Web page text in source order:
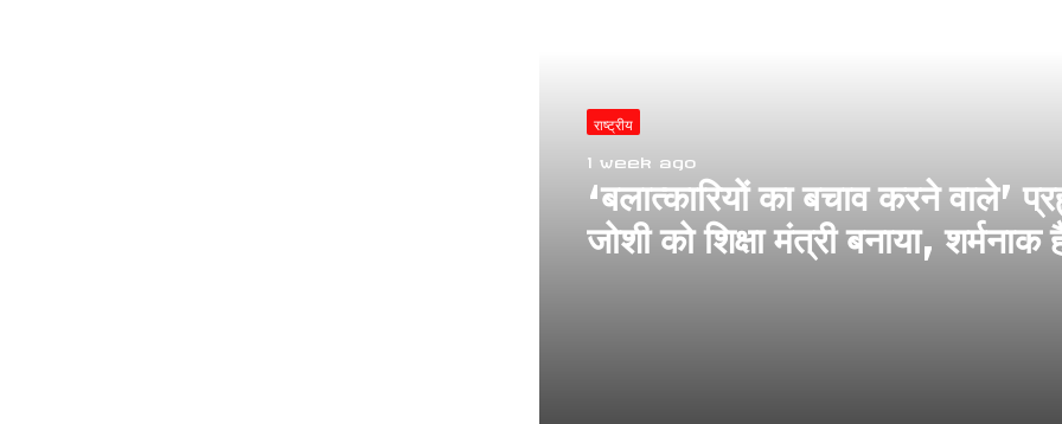
राष्ट्रीय
1 week ago
‘बलात्कारियों का बचाव करने वाले’
जोशी को शिक्षा मंत्री बनाया, शर्मनाक